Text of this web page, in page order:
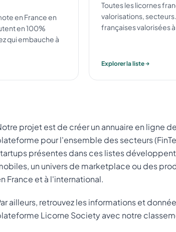
en France en
en 100%
qui embauche à
Toutes les licornes
valorisations,
françaises valorisées
Explorer la liste
projet est de créer un annuaire en ligne
pour l'ensemble des secteurs
présentes dans ces listes
un univers de marketplace ou des
France et à l'international.
ailleurs, retrouvez les informations et
Licorne Society avec notre